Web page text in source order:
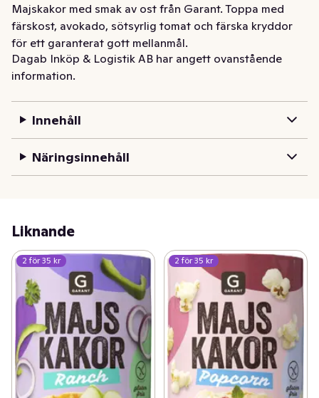
Majskakor med smak av ost från Garant. Toppa med
färskost, avokado, sötsyrlig tomat och färska kryddor
för ett garanterat gott mellanmål.
Dagab Inköp & Logistik AB har angett ovanstående
information.
Innehåll
Näringsinnehåll
Liknande
2 för 35 kr 2 för 35 kr